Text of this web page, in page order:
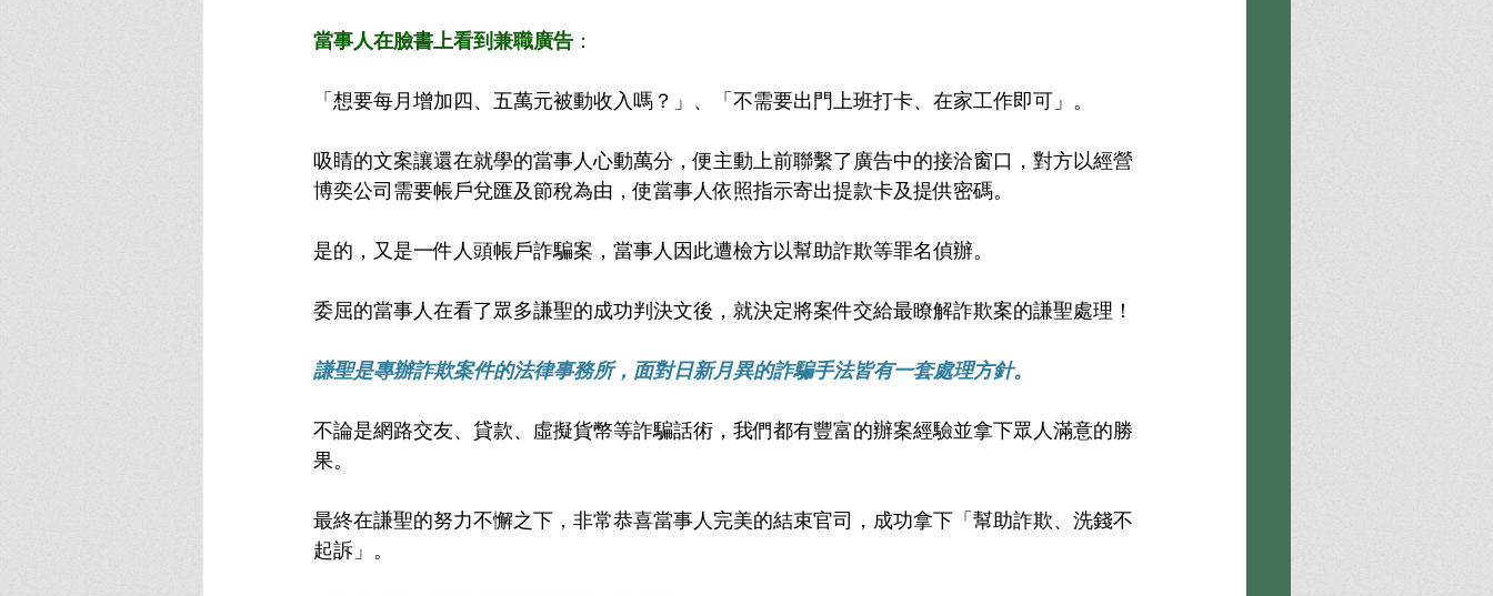
當事人在臉書上看到兼職廣告 ：
「想要每月增加四、五萬元被動收入嗎？」、「不需要出門上班打卡、在家工作即可」。
吸睛的文案讓還在就學的當事人心動萬分，便主動上前聯繫了廣告中的接洽窗口，對方以經營
博奕公司需要帳戶兌匯及節稅為由，使當事人依照指示寄出提款卡及提供密碼。
是的，又是一件人頭帳戶詐騙案，當事人因此遭檢方以幫助詐欺等罪名偵辦。
委屈的當事人在看了眾多謙聖的成功判決文後，就決定將案件交給最瞭解詐欺案的謙聖處理！
謙聖是專辦詐欺案件的法律事務所，面對日新月異的詐騙手法皆有一套處理方針。
不論是網路交友、貸款、虛擬貨幣等詐騙話術，我們都有豐富的辦案經驗並拿下眾人滿意的勝
果。
最終在謙聖的努力不懈之下，非常恭喜當事人完美的結束官司，成功拿下「幫助詐欺、洗錢不
起訴」。